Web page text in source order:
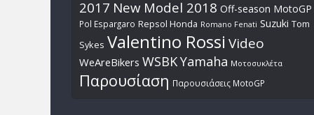
2017 New Model 2018 Off-season MotoGP
Pol Espargaro Repsol Honda Romano Fenati Suzuki Tom
Sykes Valentino Rossi Video
WeAreBikers WSBKYamaha Μοτοσυκλέτα
Παρουσίαση Παρουσιάσεις MotoGP